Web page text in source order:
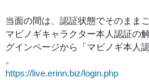
当面の間は、認証状態でそのまま
マビノギキャラクター本人認証の
グインページから「マビノギ本人
。
https://live.erinn.biz/login.php